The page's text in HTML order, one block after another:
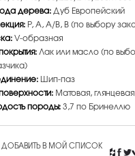
дерева:Дуб Европейский
P, A, A/B, B (по выбору
V-образная
Лак или масло (по
Шип-паз
Матовая,
породы:3,7 по Бринеллю
ДОБАВИТЬ В МОЙ СПИСОК